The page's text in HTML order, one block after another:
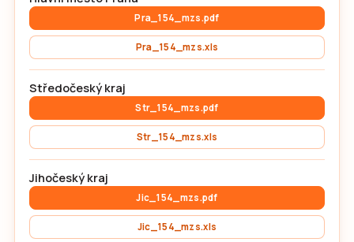
Pra_154_mzs.pdf
Pra_154_mzs.xls
Středočeský kraj
Str_154_mzs.pdf
Str_154_mzs.xls
Jihočeský kraj
Jic_154_mzs.pdf
Jic_154_mzs.xls